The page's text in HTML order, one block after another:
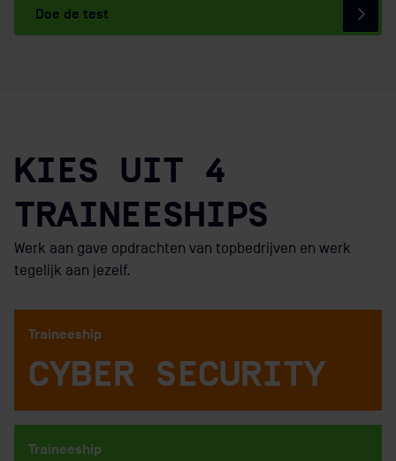
Doe de test
KIES UIT
4
TRAINEESHIPS
Werk aan gave opdrachten van topbedrijven en werk
tegelijk aan jezelf.
Traineeship
CYBER SECURITY
Traineeship